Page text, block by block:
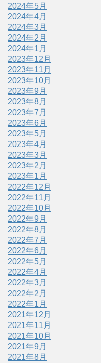
2024年5月
2024年4月
2024年3月
2024年2月
2024年1月
2023年12月
2023年11月
2023年10月
2023年9月
2023年8月
2023年7月
2023年6月
2023年5月
2023年4月
2023年3月
2023年2月
2023年1月
2022年12月
2022年11月
2022年10月
2022年9月
2022年8月
2022年7月
2022年6月
2022年5月
2022年4月
2022年3月
2022年2月
2022年1月
2021年12月
2021年11月
2021年10月
2021年9月
2021年8月